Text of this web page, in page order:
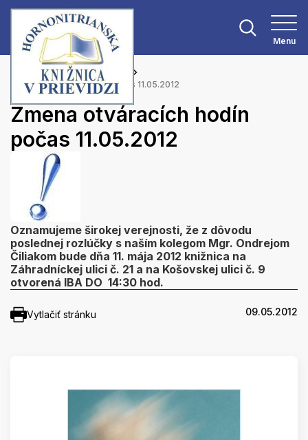
Menu
Hlavná stránka
Aktuality
Zmena otváracích hodín počas 11.05.2012
Zmena otváracích hodín
počas 11.05.2012
Oznamujeme širokej verejnosti, že z dôvodu
poslednej rozlúčky s naším kolegom Mgr. Ondrejom
Čiliakom bude dňa 11. mája 2012 knižnica na
Záhradníckej ulici č. 21 a na Košovskej ulici č. 9
otvorená IBA DO 14:30 hod.
Vytlačiť stránku 09.05.2012